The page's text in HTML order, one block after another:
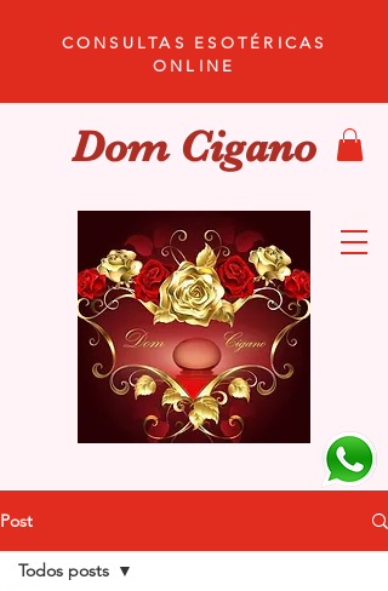
Dom Cigano
CONSULTAS ESOTÉRICAS
ONLINE
Post
Todos posts